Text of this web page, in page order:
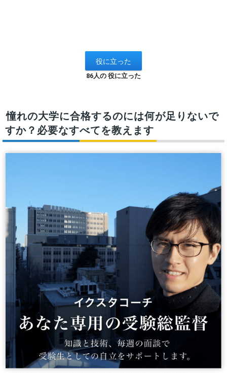
86人の 役に立った
憧れの大学に合格するのには何が足りないで
すか？必要なすべてを教えます